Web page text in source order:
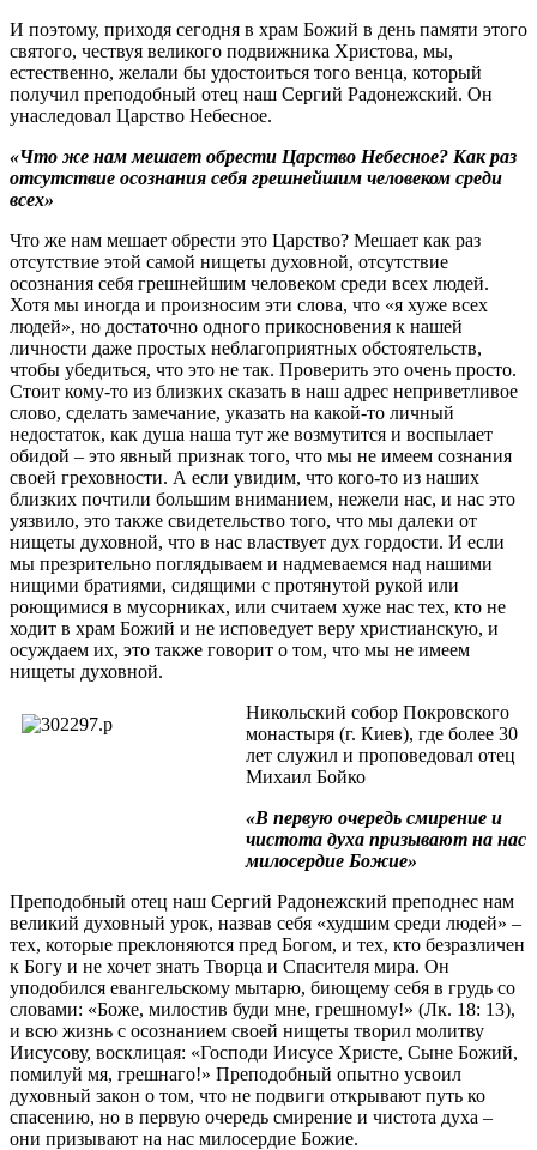
И поэтому, приходя сегодня в храм Божий в день памяти этого
святого, чествуя великого подвижника Христова, мы,
естественно, желали бы удостоиться того венца, который
получил преподобный отец наш Сергий Радонежский. Он
унаследовал Царство Небесное.
«Что же нам мешает обрести Царство Небесное? Как раз
отсутствие осознания себя грешнейшим человеком среди
всех»
Что же нам мешает обрести это Царство? Мешает как раз
отсутствие этой самой нищеты духовной, отсутствие
осознания себя грешнейшим человеком среди всех людей.
Хотя мы иногда и произносим эти слова, что «я хуже всех
людей», но достаточно одного прикосновения к нашей
личности даже простых неблагоприятных обстоятельств,
чтобы убедиться, что это не так. Проверить это очень просто.
Стоит кому-то из близких сказать в наш адрес неприветливое
слово, сделать замечание, указать на какой-то личный
недостаток, как душа наша тут же возмутится и воспылает
обидой – это явный признак того, что мы не имеем сознания
своей греховности. А если увидим, что кого-то из наших
близких почтили большим вниманием, нежели нас, и нас это
уязвило, это также свидетельство того, что мы далеки от
нищеты духовной, что в нас властвует дух гордости. И если
мы презрительно поглядываем и надмеваемся над нашими
нищими братиями, сидящими с протянутой рукой или
роющимися в мусорниках, или считаем хуже нас тех, кто не
ходит в храм Божий и не исповедует веру христианскую, и
осуждаем их, это также говорит о том, что мы не имеем
нищеты духовной.
Никольский собор Покровского
монастыря (г. Киев), где более 30
лет служил и проповедовал отец
Михаил Бойко
«В первую очередь смирение и
чистота духа призывают на нас
милосердие Божие»
Преподобный отец наш Сергий Радонежский преподнес нам
великий духовный урок, назвав себя «худшим среди людей» –
тех, которые преклоняются пред Богом, и тех, кто безразличен
к Богу и не хочет знать Творца и Спасителя мира. Он
уподобился евангельскому мытарю, биющему себя в грудь со
словами: «Боже, милостив буди мне, грешному!» (Лк. 18: 13),
и всю жизнь с осознанием своей нищеты творил молитву
Иисусову, восклицая: «Господи Иисусе Христе, Сыне Божий,
помилуй мя, грешнаго!» Преподобный опытно усвоил
духовный закон о том, что не подвиги открывают путь ко
спасению, но в первую очередь смирение и чистота духа –
они призывают на нас милосердие Божие.